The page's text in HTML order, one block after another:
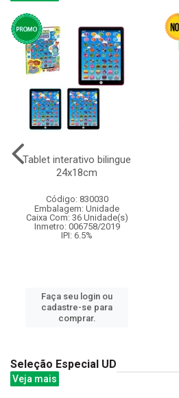
Tablet interativo bilingue
24x18cm
Código: 830030
Embalagem: Unidade
Caixa Com: 36 Unidade(s)
Inmetro: 006758/2019
IPI: 6.5%
Faça seu login ou
cadastre-se para
comprar.
Seleção Especial UD
Veja mais